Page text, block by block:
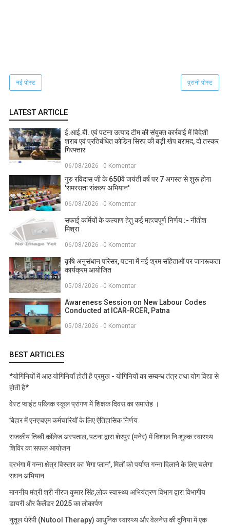
नई पोस्ट पुरानी पोस्ट
LATEST ARTICLE
ई.आई.बी. एवं पटना उत्पाद टीम की संयुक्त कार्रवाई में विदेशी
शराब एवं प्रतिबंधित कोडिन सिरप की बड़ी खेप बरामद, दो तस्कर
गिरफ्तार
06/08/2026 - 0 Komentar
गुरु रविदास जी के 650वें जयंती वर्ष पर 7 अगस्त से शुरू होगा
'समरसता संकल्प अभियान'
06/08/2026 - 0 Komentar
सफाई कर्मियों के कल्याण हेतु कई महत्वपूर्ण निर्णय :- नीतीश
मिश्रा
06/08/2026 - 0 Komentar
कृषि अनुसंधान परिसर, पटना में नई श्रम संहिताओं पर जागरूकता
कार्यक्रम आयोजित
05/08/2026 - 0 Komentar
Awareness Session on New Labour Codes
Conducted at ICAR-RCER, Patna
05/08/2026 - 0 Komentar
BEST ARTICLES
*योगिनियों में आठ योगिनियाँ होती है प्रमुख - योगिनियों का सम्बन्ध तंत्र तथा योग विद्या से
होती है*
वेस्ट प्वाइंट पब्लिक स्कूल प्रांगण में शिक्षक दिवस का समारोह ।
बिहार में एनएचएम कर्मचारियों के लिए ऐतिहासिक निर्णय
राजकीय तिब्बी कॉलेज अस्पताल, पटना द्वारा शेरपुर (मनेर) में विशाल निःशुल्क स्वास्थ्य
शिविर का सफल आयोजन
दरभंगा में गन्ना क्षेत्र विस्तार का 'मेगा प्लान', मिलों को पर्याप्त गन्ना दिलाने के लिए चलेगा
सघन अभियान
माननीय मंत्री श्री नीरज कुमार सिंह,लोक स्वास्थ्य अभियंत्रण विभाग द्वारा विभागीय
डायरी और कैलेंडर 2025 का लोकार्पण
नुतूल थेरेपी (Nutool Therapy) आधुनिक स्वास्थ्य और वेलनेस की दुनिया में एक